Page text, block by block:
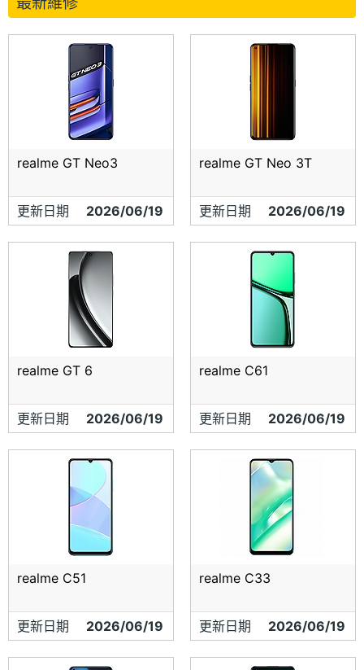
realme GT Neo3
更新日期 2026/06/19
realme GT Neo 3T
更新日期 2026/06/19
realme GT 6
更新日期 2026/06/19
realme C61
更新日期 2026/06/19
realme C51
更新日期 2026/06/19
realme C33
更新日期 2026/06/19